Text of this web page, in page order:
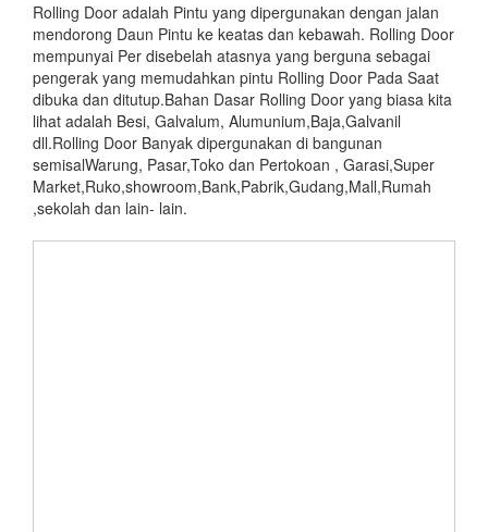
Rolling Door adalah Pintu yang dipergunakan dengan jalan
mendorong Daun Pintu ke keatas dan kebawah. Rolling Door
mempunyai Per disebelah atasnya yang berguna sebagai
pengerak yang memudahkan pintu Rolling Door Pada Saat
dibuka dan ditutup.Bahan Dasar Rolling Door yang biasa kita
lihat adalah Besi, Galvalum, Alumunium,Baja,Galvanil
dll.Rolling Door Banyak dipergunakan di bangunan
semisalWarung, Pasar,Toko dan Pertokoan , Garasi,Super
Market,Ruko,showroom,Bank,Pabrik,Gudang,Mall,Rumah
,sekolah dan lain- lain.